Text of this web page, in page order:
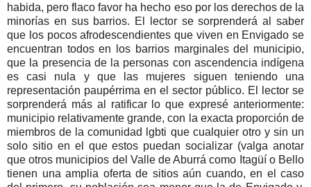
habida, pero flaco favor ha hecho eso por los derechos de la
minorías en sus barrios. El lector se sorprenderá al saber
que los pocos afrodescendientes que viven en Envigado se
encuentran todos en los barrios marginales del municipio,
que la presencia de la personas con ascendencia indígena
es casi nula y que las mujeres siguen teniendo una
representación paupérrima en el sector público. El lector se
sorprenderá más al ratificar lo que expresé anteriormente:
municipio relativamente grande, con la exacta proporción de
miembros de la comunidad lgbti que cualquier otro y sin un
solo sitio en el que estos puedan socializar (valga anotar
que otros municipios del Valle de Aburrá como Itagüí o Bello
tienen una amplia oferta de sitios aún cuando, en el caso